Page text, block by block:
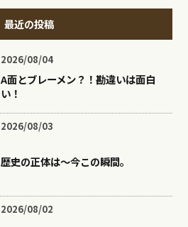
最近の投稿
2026/08/04
A面とブレーメン？！勘違いは面白
い！
2026/08/03
歴史の正体は〜今この瞬間。
2026/08/02